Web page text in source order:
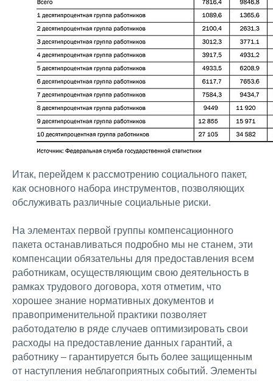
Итак, перейдем к рассмотрению социального пакет,
как основного набора инструментов, позволяющих
обслуживать различные социальные риски.
На элементах первой группы компенсационного
пакета останавливаться подробно мы не станем, эти
компенсации обязательны для предоставления всем
работникам, осуществляющим свою деятельность в
рамках трудового договора, хотя отметим, что
хорошее знание нормативных документов и
правоприменительной практики позволяет
работодателю в ряде случаев оптимизировать свои
расходы на предоставление данных гарантий, а
работнику – гарантируется быть более защищенным
от наступления неблагоприятных событий. Элементы